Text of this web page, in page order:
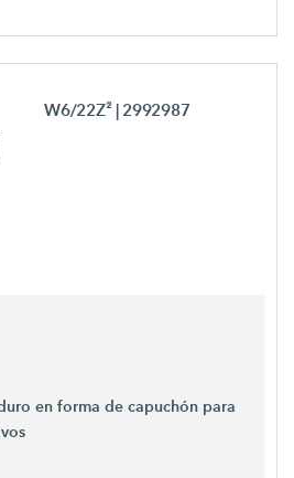
W6/22Z² | 2992987
en forma de capuchón para